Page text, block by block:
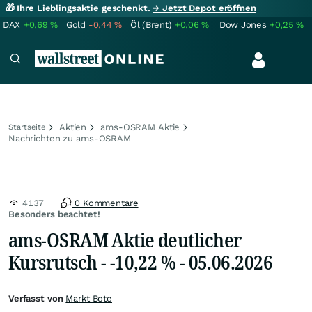
🎁 Ihre Lieblingsaktie geschenkt.→ Jetzt Depot eröffnen
DAX +0,69% Gold -0,44% Öl (Brent) +0,06% Dow Jones +0,25%
Startseite Aktien
ams-OSRAM Aktie
Nachrichten zu ams-OSRAM
Besonders beachtet!
4137 0 Kommentare
ams-OSRAM Aktie deutlicher
Kursrutsch - -10,22 % - 05.06.2026
Verfasst von Markt Bote